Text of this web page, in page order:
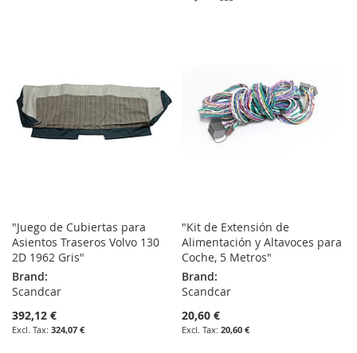
"Juego de Cubiertas para
Asientos Traseros Volvo 130
2D 1962 Gris"
Brand:
Scandcar
392,12 €
324,07 €
"Kit de Extensión de
Alimentación y Altavoces para
Coche, 5 Metros"
Brand:
Scandcar
20,60 €
20,60 €